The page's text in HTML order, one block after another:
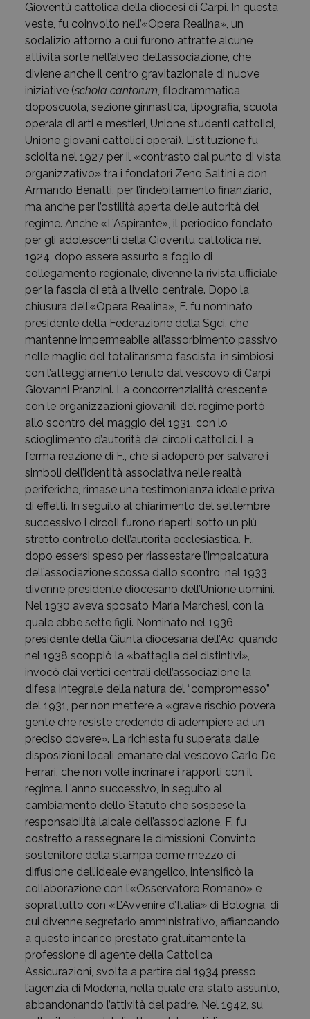
Gioventù cattolica della diocesi di Carpi. In questa
veste, fu coinvolto nell’«Opera Realina», un
sodalizio attorno a cui furono attratte alcune
attività sorte nell’alveo dell’associazione, che
diviene anche il centro gravitazionale di nuove
iniziative (schola cantorum, filodrammatica,
doposcuola, sezione ginnastica, tipografia, scuola
operaia di arti e mestieri, Unione studenti cattolici,
Unione giovani cattolici operai). L’istituzione fu
sciolta nel 1927 per il «contrasto dal punto di vista
organizzativo» tra i fondatori Zeno Saltini e don
Armando Benatti, per l’indebitamento finanziario,
ma anche per l’ostilità aperta delle autorità del
regime. Anche «L’Aspirante», il periodico fondato
per gli adolescenti della Gioventù cattolica nel
1924, dopo essere assurto a foglio di
collegamento regionale, divenne la rivista ufficiale
per la fascia di età a livello centrale. Dopo la
chiusura dell’«Opera Realina», F. fu nominato
presidente della Federazione della Sgci, che
mantenne impermeabile all’assorbimento passivo
nelle maglie del totalitarismo fascista, in simbiosi
con l’atteggiamento tenuto dal vescovo di Carpi
Giovanni Pranzini. La concorrenzialità crescente
con le organizzazioni giovanili del regime portò
allo scontro del maggio del 1931, con lo
scioglimento d’autorità dei circoli cattolici. La
ferma reazione di F., che si adoperò per salvare i
simboli dell’identità associativa nelle realtà
periferiche, rimase una testimonianza ideale priva
di effetti. In seguito al chiarimento del settembre
successivo i circoli furono riaperti sotto un più
stretto controllo dell’autorità ecclesiastica. F.,
dopo essersi speso per riassestare l’impalcatura
dell’associazione scossa dallo scontro, nel 1933
divenne presidente diocesano dell’Unione uomini.
Nel 1930 aveva sposato Maria Marchesi, con la
quale ebbe sette figli. Nominato nel 1936
presidente della Giunta diocesana dell’Ac, quando
nel 1938 scoppiò la «battaglia dei distintivi»,
invocò dai vertici centrali dell’associazione la
difesa integrale della natura del “compromesso”
del 1931, per non mettere a «grave rischio povera
gente che resiste credendo di adempiere ad un
preciso dovere». La richiesta fu superata dalle
disposizioni locali emanate dal vescovo Carlo De
Ferrari, che non volle incrinare i rapporti con il
regime. L’anno successivo, in seguito al
cambiamento dello Statuto che sospese la
responsabilità laicale dell’associazione, F. fu
costretto a rassegnare le dimissioni. Convinto
sostenitore della stampa come mezzo di
diffusione dell’ideale evangelico, intensificò la
collaborazione con l’«Osservatore Romano» e
soprattutto con «L’Avvenire d’Italia» di Bologna, di
cui divenne segretario amministrativo, affiancando
a questo incarico prestato gratuitamente la
professione di agente della Cattolica
Assicurazioni, svolta a partire dal 1934 presso
l’agenzia di Modena, nella quale era stato assunto,
abbandonando l’attività del padre. Nel 1942, su